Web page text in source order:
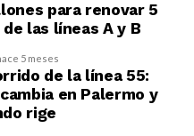
para renovar 5
las líneas A y B
5 meses
de la línea 55:
en Palermo y
rige